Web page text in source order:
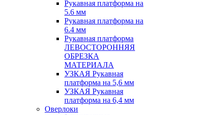
Рукавная платформа на
5.6 мм
Рукавная платформа на
6.4 мм
Рукавная платформа
ЛЕВОСТОРОННЯЯ
ОБРЕЗКА
МАТЕРИАЛА
УЗКАЯ Рукавная
платформа на 5,6 мм
УЗКАЯ Рукавная
платформа на 6,4 мм
Оверлоки